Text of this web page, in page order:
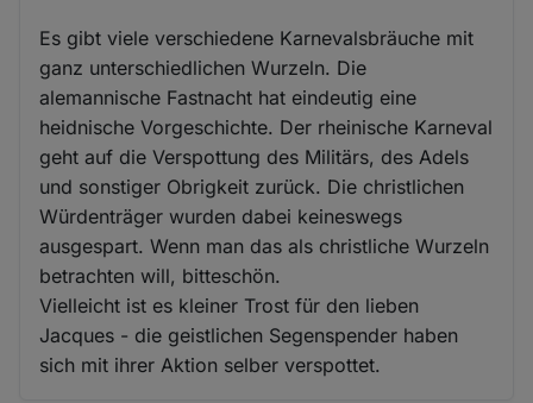
Es gibt viele verschiedene Karnevalsbräuche mit
ganz unterschiedlichen Wurzeln. Die
alemannische Fastnacht hat eindeutig eine
heidnische Vorgeschichte. Der rheinische Karneval
geht auf die Verspottung des Militärs, des Adels
und sonstiger Obrigkeit zurück. Die christlichen
Würdenträger wurden dabei keineswegs
ausgespart. Wenn man das als christliche Wurzeln
betrachten will, bitteschön.
Vielleicht ist es kleiner Trost für den lieben
Jacques - die geistlichen Segenspender haben
sich mit ihrer Aktion selber verspottet.